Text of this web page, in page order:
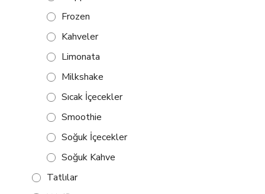
Frozen
Kahveler
Limonata
Milkshake
Sıcak İçecekler
Smoothie
Soğuk İçecekler
Soğuk Kahve
Tatlılar